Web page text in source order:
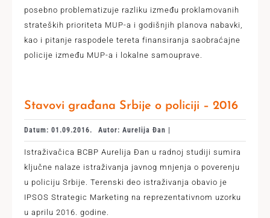
posebno problematizuje razliku između proklamovanih
strateških prioriteta MUP-a i godišnjih planova nabavki,
kao i pitanje raspodele tereta finansiranja saobraćajne
policije između MUP-a i lokalne samouprave.
Stavovi građana Srbije o policiji – 2016
Datum: 01.09.2016. Autor: Aurelija Đan |
Istraživačica BCBP Aurelija Đan u radnoj studiji sumira
ključne nalaze istraživanja javnog mnjenja o poverenju
u policiju Srbije. Terenski deo istraživanja obavio je
IPSOS Strategic Marketing na reprezentativnom uzorku
u aprilu 2016. godine.